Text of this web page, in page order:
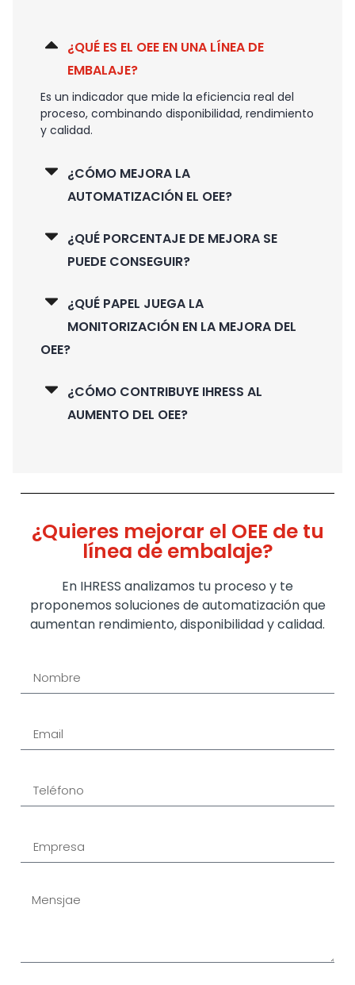
¿QUÉ ES EL OEE EN UNA LÍNEA DE
EMBALAJE?
Es un indicador que mide la eficiencia real del
proceso, combinando disponibilidad, rendimiento
y calidad.
¿CÓMO MEJORA LA
AUTOMATIZACIÓN EL OEE?
¿QUÉ PORCENTAJE DE MEJORA SE
PUEDE CONSEGUIR?
¿QUÉ PAPEL JUEGA LA
MONITORIZACIÓN EN LA MEJORA DEL
OEE?
¿CÓMO CONTRIBUYE IHRESS AL
AUMENTO DEL OEE?
¿Quieres mejorar el OEE de tu
línea de embalaje?
En IHRESS analizamos tu proceso y te
proponemos soluciones de automatización que
aumentan rendimiento, disponibilidad y calidad.